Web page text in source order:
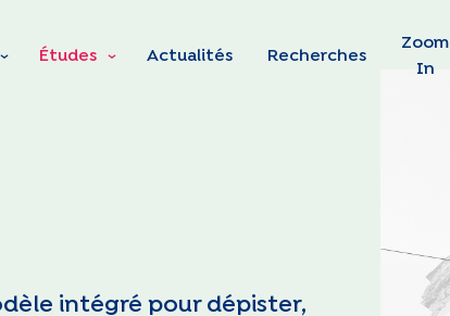
Skip to main content
Études Actualités Recherches
Zoom
In
intégré pour dépister,